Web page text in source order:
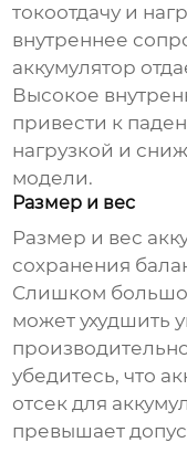
токоотдачу и
внутреннее
аккумулятор
Высокое
привести к
нагрузкой и
модели.
Размер и вес
Размер и вес
сохранения
Слишком
может ухудшить
убедитесь, что
отсек для
превышает